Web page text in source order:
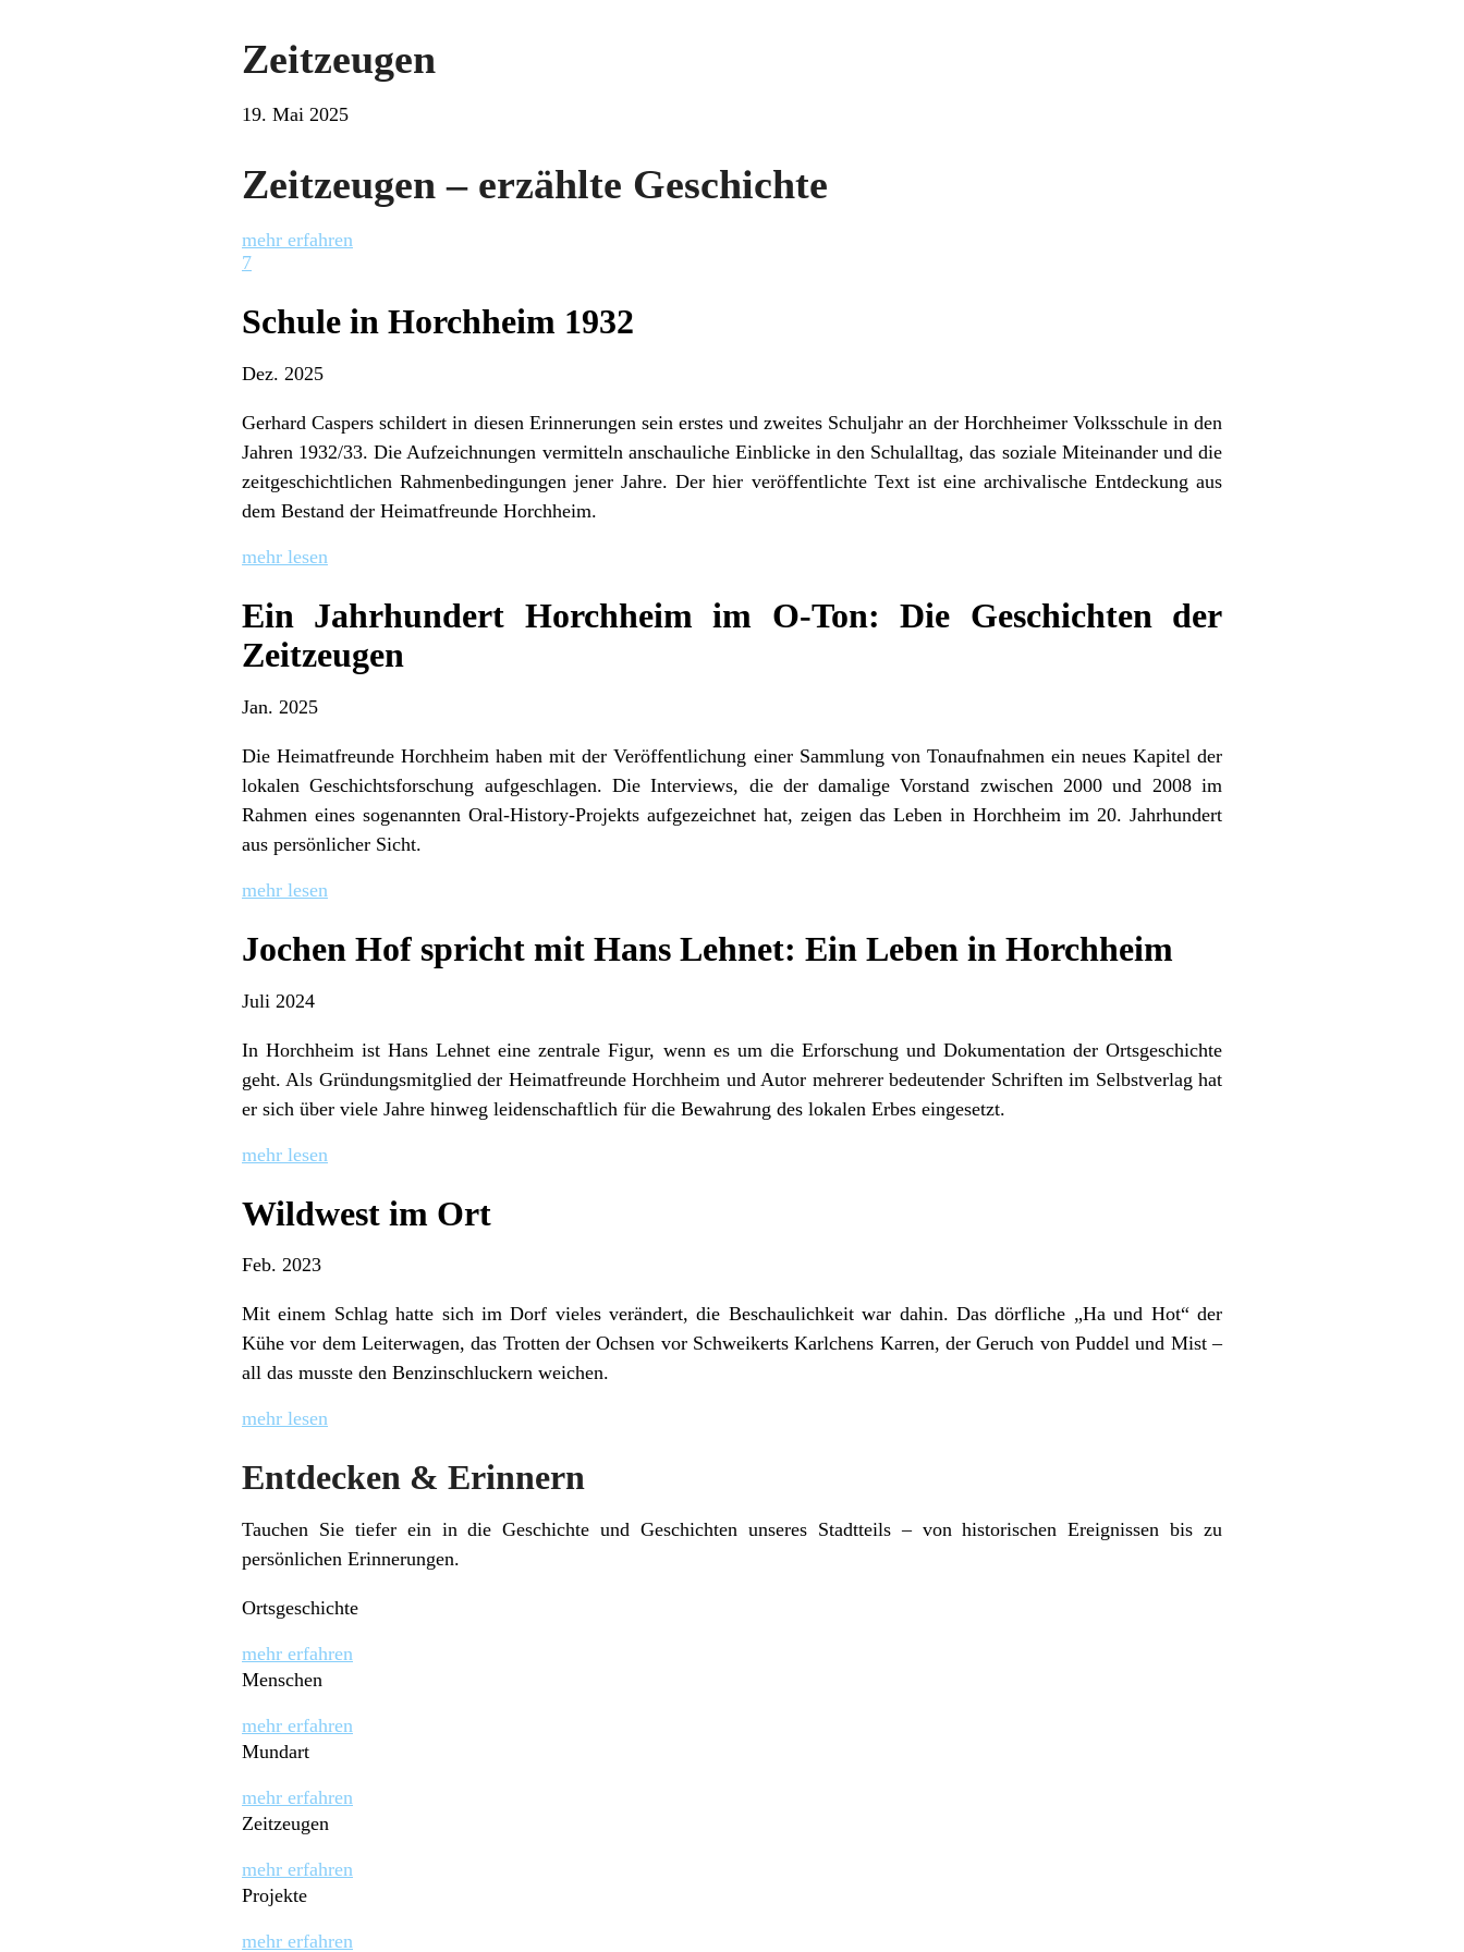
Zeitzeugen
19. Mai 2025
Zeitzeugen – erzählte Geschichte
mehr erfahren
7
Schule in Horchheim 1932
Dez. 2025
Gerhard Caspers schildert in diesen Erinnerungen sein erstes und zweites Schuljahr an der Horchheimer Volksschule in den
Jahren 1932/33. Die Aufzeichnungen vermitteln anschauliche Einblicke in den Schulalltag, das soziale Miteinander und die
zeitgeschichtlichen Rahmenbedingungen jener Jahre. Der hier veröffentlichte Text ist eine archivalische Entdeckung aus
dem Bestand der Heimatfreunde Horchheim.
mehr lesen
Ein Jahrhundert Horchheim im O-Ton: Die Geschichten der
Zeitzeugen
Jan. 2025
Die Heimatfreunde Horchheim haben mit der Veröffentlichung einer Sammlung von Tonaufnahmen ein neues Kapitel der
lokalen Geschichtsforschung aufgeschlagen. Die Interviews, die der damalige Vorstand zwischen 2000 und 2008 im
Rahmen eines sogenannten Oral-History-Projekts aufgezeichnet hat, zeigen das Leben in Horchheim im 20. Jahrhundert
aus persönlicher Sicht.
mehr lesen
Jochen Hof spricht mit Hans Lehnet: Ein Leben in Horchheim
Juli 2024
In Horchheim ist Hans Lehnet eine zentrale Figur, wenn es um die Erforschung und Dokumentation der Ortsgeschichte
geht. Als Gründungsmitglied der Heimatfreunde Horchheim und Autor mehrerer bedeutender Schriften im Selbstverlag hat
er sich über viele Jahre hinweg leidenschaftlich für die Bewahrung des lokalen Erbes eingesetzt.
mehr lesen
Wildwest im Ort
Feb. 2023
Mit einem Schlag hatte sich im Dorf vieles verändert, die Beschaulichkeit war dahin. Das dörfliche „Ha und Hot“ der
Kühe vor dem Leiterwagen, das Trotten der Ochsen vor Schweikerts Karlchens Karren, der Geruch von Puddel und Mist –
all das musste den Benzinschluckern weichen.
mehr lesen
Entdecken & Erinnern
Tauchen Sie tiefer ein in die Geschichte und Geschichten unseres Stadtteils – von historischen Ereignissen bis zu
persönlichen Erinnerungen.
Ortsgeschichte
mehr erfahren
Menschen
mehr erfahren
Mundart
mehr erfahren
Zeitzeugen
mehr erfahren
Projekte
mehr erfahren